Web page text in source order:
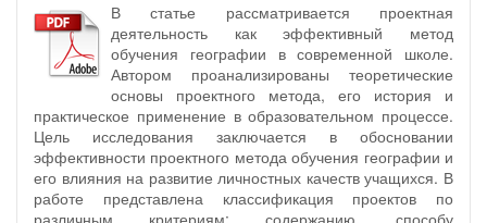
В статье рассматривается проектная
деятельность как эффективный метод
обучения географии в современной школе.
Автором проанализированы теоретические
основы проектного метода, его история и
практическое применение в образовательном процессе.
Цель исследования заключается в обосновании
эффективности проектного метода обучения географии и
его влияния на развитие личностных качеств учащихся. В
работе представлена классификация проектов по